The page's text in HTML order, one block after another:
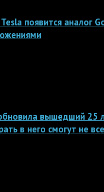
появится аналог
вышедший 25
в него смогут не все